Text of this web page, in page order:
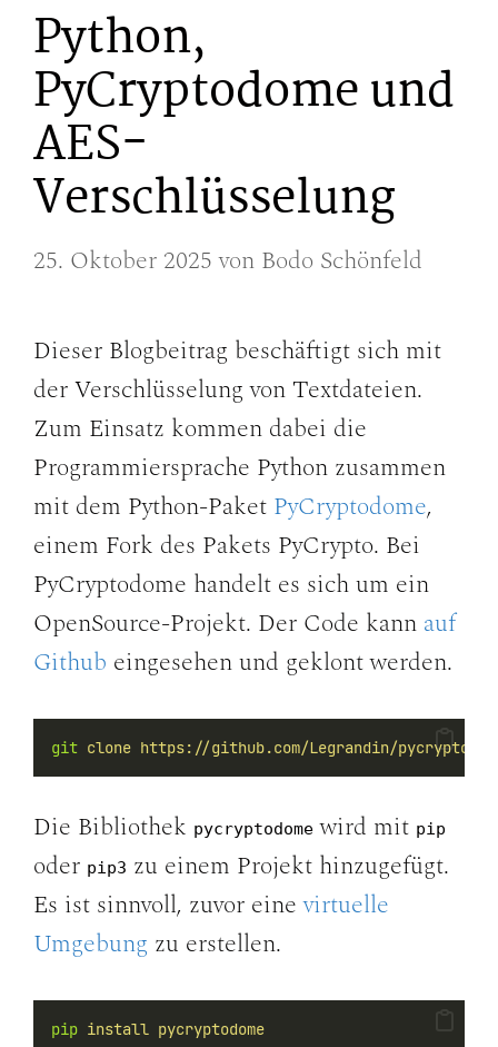
Python,
PyCryptodome und
AES-
Verschlüsselung
25. Oktober 2025 von Bodo Schönfeld
Dieser Blogbeitrag beschäftigt sich mit
der Verschlüsselung von Textdateien.
Zum Einsatz kommen dabei die
Programmiersprache Python zusammen
mit dem Python-Paket PyCryptodome,
einem Fork des Pakets PyCrypto. Bei
PyCryptodome handelt es sich um ein
OpenSource-Projekt. Der Code kann auf
Github eingesehen und geklont werden.
git clone https://github.com/Legrandin/
Die Bibliothek pycryptodome wird mit pip
oder pip3 zu einem Projekt hinzugefügt.
Es ist sinnvoll, zuvor einevirtuelle
Umgebung zu erstellen.
pip install pycryptodome